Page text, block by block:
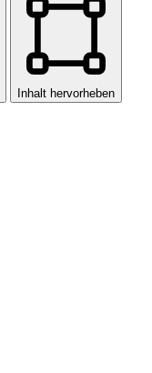
Inhalt hervorheben